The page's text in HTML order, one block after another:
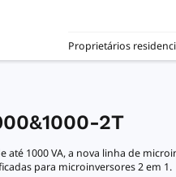
Proprietários
2T
até 1000 VA, a nova linha de
para microinversores 2 em 1.